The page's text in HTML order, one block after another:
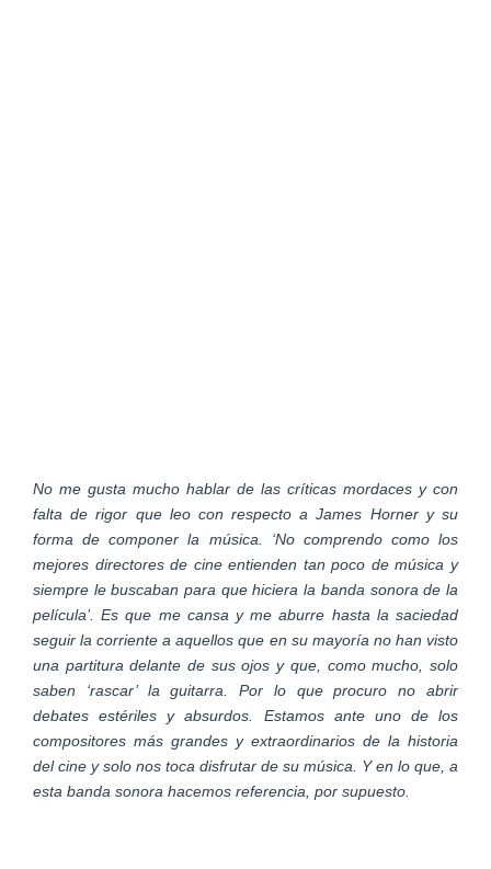
No me gusta mucho hablar de las críticas mordaces y con
falta de rigor que leo con respecto a James Horner y su
forma de componer la música. ‘No comprendo como los
mejores directores de cine entienden tan poco de música y
siempre le buscaban para que hiciera la banda sonora de la
película’. Es que me cansa y me aburre hasta la saciedad
seguir la corriente a aquellos que en su mayoría no han visto
una partitura delante de sus ojos y que, como mucho, solo
saben ‘rascar’ la guitarra. Por lo que procuro no abrir
debates estériles y absurdos. Estamos ante uno de los
compositores más grandes y extraordinarios de la historia
del cine y solo nos toca disfrutar de su música. Y en lo que, a
esta banda sonora hacemos referencia, por supuesto.